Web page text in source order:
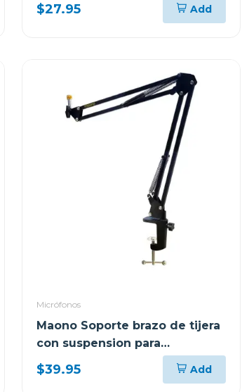
$27.95 Add
Micrófonos
Maono Soporte brazo de tijera
con suspension para
microfonos
$39.95 Add